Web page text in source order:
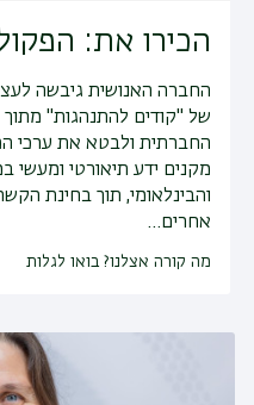
הכירו את:
החברה האנושית גיבשה
של "קודים להתנהגות"
החברתית ולבטא את ערכי
מקנים ידע תיאורטי ומעשי
והבינלאומי, תוך בחינת
אחרים…
מה קורה אצלנו? בואו לגלות